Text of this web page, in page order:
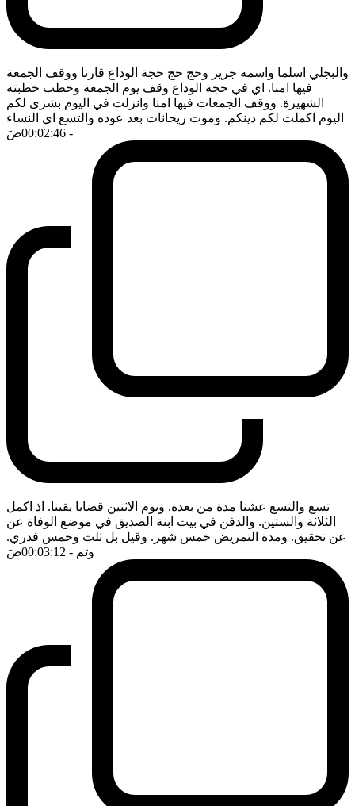
والبجلي اسلما واسمه جرير وحج حج حجة الوداع قارنا ووقف الجمعة
فيها امنا. اي في حجة الوداع وقف يوم الجمعة وخطب خطبته
الشهيرة. ووقف الجمعات فيها امنا وانزلت في اليوم بشرى لكم
اليوم اكملت لكم دينكم. وموت ريحانات بعد عوده والتسع اي النساء
- 00:02:46
ضَ
تسع والتسع عشنا مدة من بعده. ويوم الاثنين قضايا يقينا. اذ اكمل
الثلاثة والستين. والدفن في بيت ابنة الصديق في موضع الوفاة عن
عن تحقيق. ومدة التمريض خمس شهر. وقيل بل ثلث وخمس فدري.
وتم - 00:03:12 ضَ